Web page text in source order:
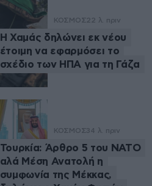
ΚΟΣΜΟΣ22 λ. πριν
Η Χαμάς δηλώνει εκ νέου
έτοιμη να εφαρμόσει το
σχέδιο των ΗΠΑ για τη Γάζα
ΚΟΣΜΟΣ34 λ. πριν
Τουρκία: Άρθρο 5 του ΝΑΤΟ
αλά Μέση Ανατολή η
συμφωνία της Μέκκας,